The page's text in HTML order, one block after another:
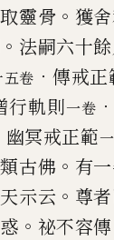
靈骨 。 獲
。 法嗣六十
五卷 ． 傳戒正
行軌則一卷 ．
幽冥戒正範
古佛 。 有
示云 。 尊者
。 祕不容傳